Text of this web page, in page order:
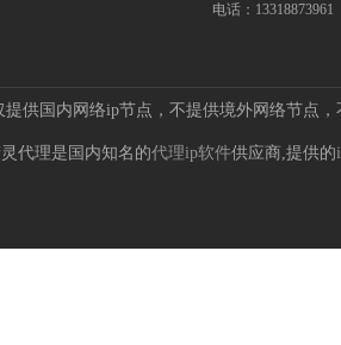
电话：13318873961
供国内网络ip节点，不提供境外网络节点
代理是国内知名的代理ip软件供应商,提供的